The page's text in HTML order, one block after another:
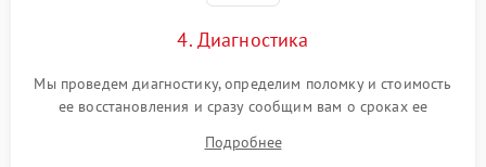
4. Диагностика
Мы проведем диагностику, определим поломку и стоимость
ее восстановления и сразу сообщим вам о сроках ее
Подробнее